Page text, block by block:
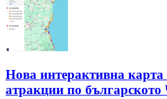
Нова интерактивна
атракции по